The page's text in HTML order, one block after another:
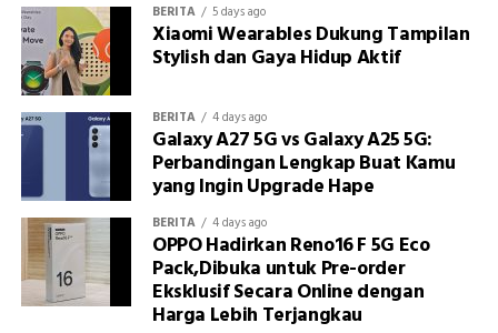
BERITA 5 days ago
Xiaomi Wearables Dukung Tampilan
Stylish dan Gaya Hidup Aktif
BERITA 4 days ago
Galaxy A27 5G vs Galaxy A25 5G:
Perbandingan Lengkap Buat Kamu
yang Ingin Upgrade Hape
BERITA 4 days ago
OPPO Hadirkan Reno16 F 5G Eco
Pack,Dibuka untuk Pre-order
Eksklusif Secara Online dengan
Harga Lebih Terjangkau